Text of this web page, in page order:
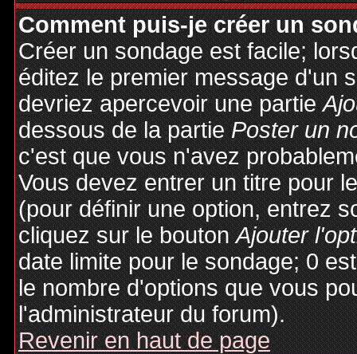
Comment puis-je créer un
Créer un sondage est facile;
éditez le premier message d'un
devriez apercevoir une partie
dessous de la partiePoster un
c'est que vous n'avez
Vous devez entrer un titre pour
(pour définir une option, entrez
cliquez sur le boutonAjouter
date limite pour le sondage; 0
le nombre d'options que vous
l'administrateur du forum).
Revenir en haut de page